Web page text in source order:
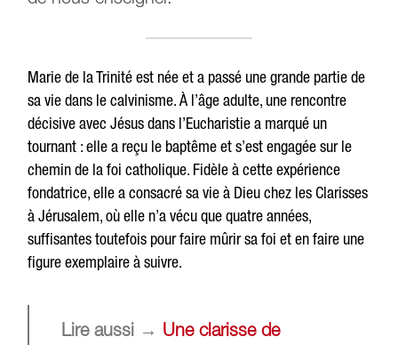
Marie de la Trinité est née et a passé une grande partie de
sa vie dans le calvinisme. À l’âge adulte, une rencontre
décisive avec Jésus dans l’Eucharistie a marqué un
tournant : elle a reçu le baptême et s’est engagée sur le
chemin de la foi catholique. Fidèle à cette expérience
fondatrice, elle a consacré sa vie à Dieu chez les Clarisses
à Jérusalem, où elle n’a vécu que quatre années,
suffisantes toutefois pour faire mûrir sa foi et en faire une
figure exemplaire à suivre.
Lire aussi →
Une clarisse de